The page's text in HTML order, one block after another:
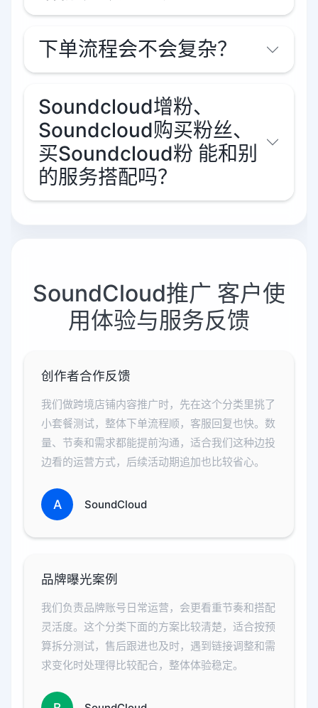
下单流程会不会复杂？
Soundcloud增粉、
Soundcloud购买粉丝、
买Soundcloud粉 能和别
的服务搭配吗？
SoundCloud推广 客户使
用体验与服务反馈
创作者合作反馈
我们做跨境店铺内容推广时，先在这个分类里挑了
小套餐测试，整体下单流程顺，客服回复也快。数
量、节奏和需求都能提前沟通，适合我们这种边投
边看的运营方式，后续活动期追加也比较省心。
A SoundCloud
品牌曝光案例
我们负责品牌账号日常运营，会更看重节奏和搭配
灵活度。这个分类下面的方案比较清楚，适合按预
算拆分测试，售后跟进也及时，遇到链接调整和需
求变化时处理得比较配合，整体体验稳定。